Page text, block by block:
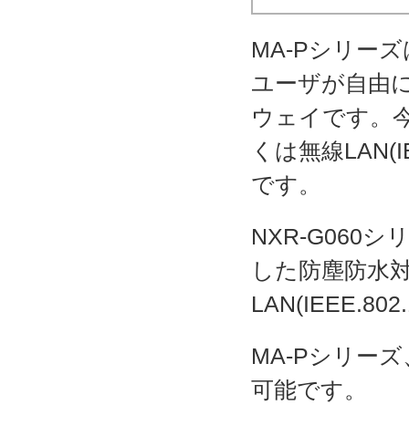
MA-Pシリー
ユーザが自由
ウェイです。
くは無線
です。
NXR-G060シ
した防塵防水
MA-Pシリー
可能です。